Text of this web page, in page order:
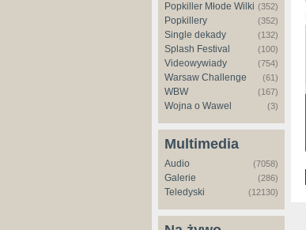
Popkiller Młode Wilki (352)
Popkillery (352)
Single dekady (132)
Splash Festival (100)
Videowywiady (754)
Warsaw Challenge (61)
WBW (167)
Wojna o Wawel (3)
Multimedia
Audio (7058)
Galerie (286)
Teledyski (12130)